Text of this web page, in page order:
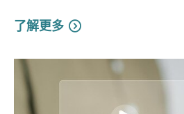
了解更多